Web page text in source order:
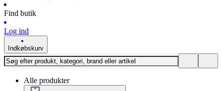
Find butik
Log ind
Indkøbskurv
Alle produkter